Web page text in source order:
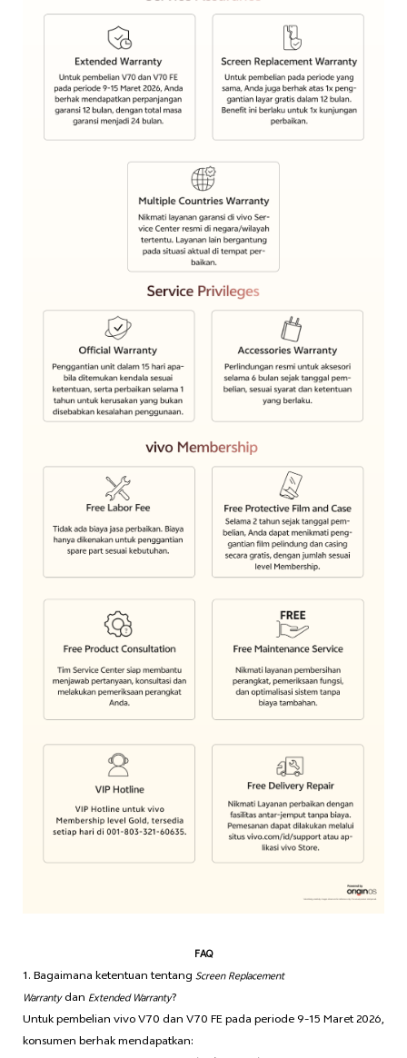
FAQ
1. Bagaimana ketentuan tentang Screen Replacement
Warrantydan Extended Warranty?
Untuk pembelian vivo V70 dan V70 FE pada periode 9-15 Maret 2026,
konsumen berhak mendapatkan: